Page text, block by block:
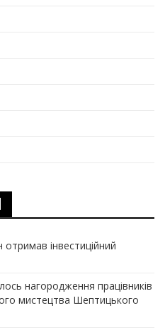
отримав інвеcтиційний
нагородження працівників
мистецтва Шептицького